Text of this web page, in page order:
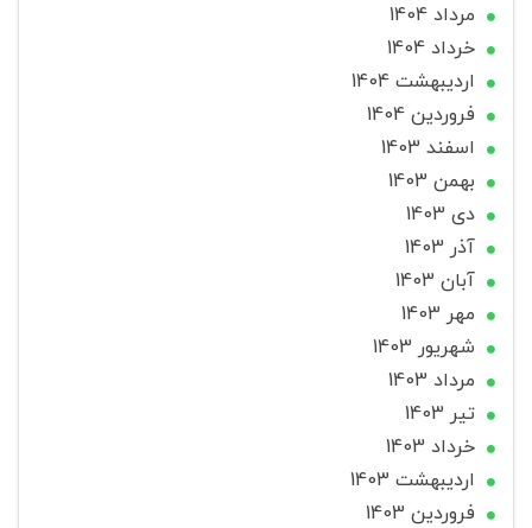
مرداد 1404
خرداد 1404
ارديبهشت 1404
فروردین 1404
اسفند 1403
بهمن 1403
دی 1403
آذر 1403
آبان 1403
مهر 1403
شهریور 1403
مرداد 1403
تير 1403
خرداد 1403
ارديبهشت 1403
فروردین 1403